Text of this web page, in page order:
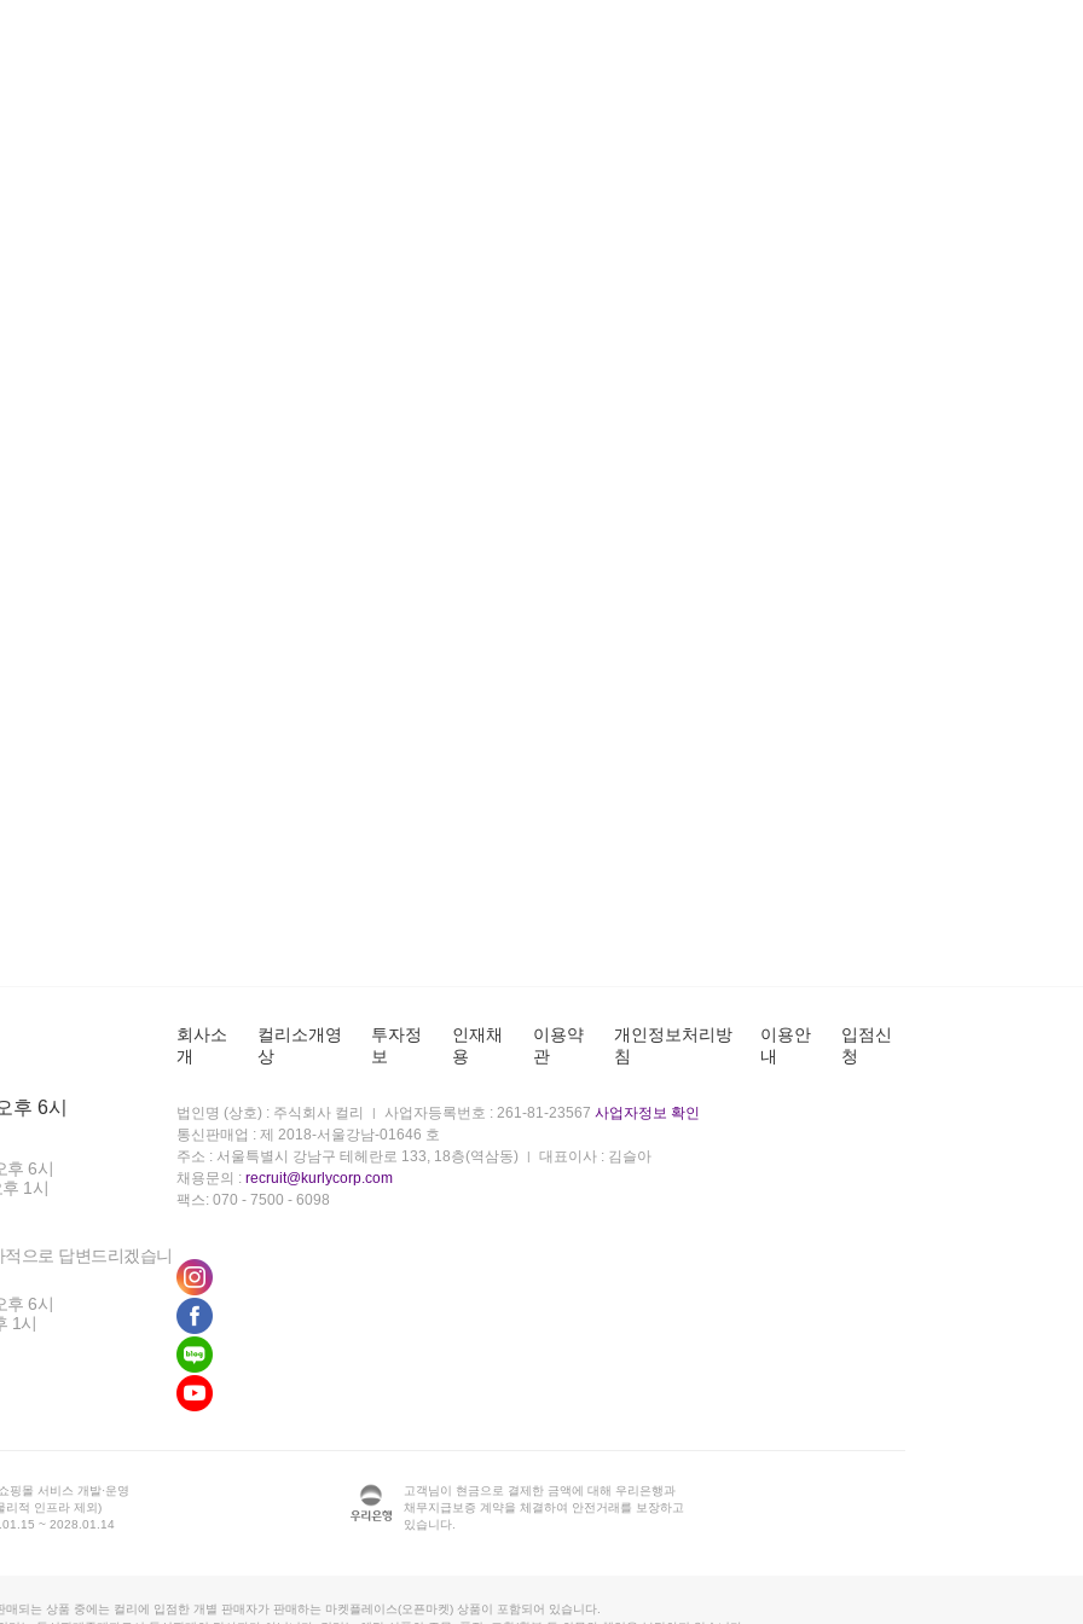
후 6시
후 6시
1시
으로 답변드리겠습니
후 6시
1시
회사소
개
컬리소개영
상
투자정
보
인재채
용
이용약
관
개인정보처리방
침
이용안
내
입점신
청
법인명 (상호) : 주식회사 컬리 사업자등록번호 : 261-81-23567 사업자정보 확인
통신판매업 : 제 2018-서울강남-01646 호
주소 : 서울특별시 강남구 테헤란로 133, 18층(역삼동)
대표이사 : 김슬아
채용문의 : recruit@kurlycorp.com
팩스: 070 - 7500 - 6098
핑몰 서비스 개발·운영
리적 인프라 제외)
~ 2028.01.14
고객님이 현금으로 결제한 금액에 대해 우리은행과
채무지급보증 계약을 체결하여 안전거래를 보장하고
있습니다.
매되는 상품 중에는 컬리에 입점한 개별 판매자가 판매하는 마켓플레이스(오픈마켓) 상품이 포함되어 있습니다.